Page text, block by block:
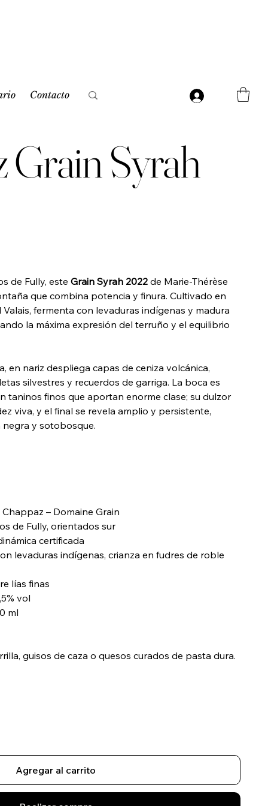
Contacto
Grain Syrah
de Fully, esteGrain Syrah 2022 de Marie-Thérèse
que combina potencia y finura. Cultivado en
fermenta con levaduras indígenas y madura
la máxima expresión del terruño y el equilibrio
en nariz despliega capas de ceniza volcánica,
silvestres y recuerdos de garriga. La boca es
taninos finos que aportan enorme clase; su dulzor
viva, y el final se revela amplio y persistente,
y sotobosque.
– Domaine Grain
de Fully, orientados sur
certificada
levaduras indígenas, crianza en fudres de roble
lías finas
vol
ml
guisos de caza o quesos curados de pasta dura.
Agregar al carrito